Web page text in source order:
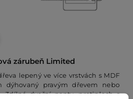
zárubeň Limited
lepený ve více vrstvách s MDF
dýhovaný pravým dřevem nebo
3dílné dveřní panty, protiplech s